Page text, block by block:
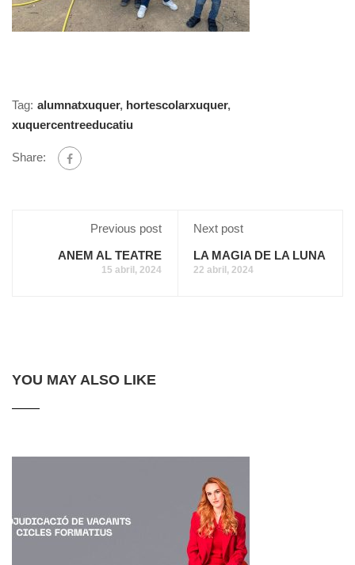
Tag: alumnatxuquer, hortescolarxuquer,
xuquercentreeducatiu
Share:
Previous post
ANEM AL TEATRE
15 abril, 2024
Next post
LA MAGIA DE LA LUNA
22 abril, 2024
YOU MAY ALSO LIKE